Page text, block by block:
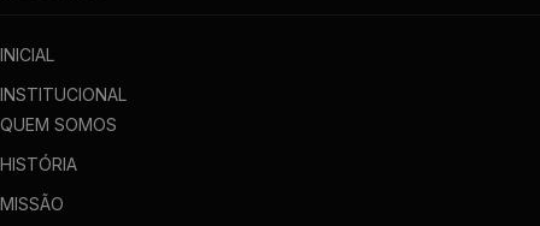
INICIAL
INSTITUCIONAL
QUEM SOMOS
HISTÓRIA
MISSÃO